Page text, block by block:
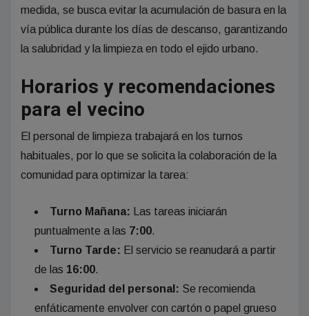
medida, se busca evitar la acumulación de basura en la
vía pública durante los días de descanso, garantizando
la salubridad y la limpieza en todo el ejido urbano.
Horarios y recomendaciones
para el vecino
El personal de limpieza trabajará en los turnos
habituales, por lo que se solicita la colaboración de la
comunidad para optimizar la tarea:
Turno Mañana: Las tareas iniciarán
puntualmente a las 7:00.
Turno Tarde: El servicio se reanudará a partir
de las 16:00.
Seguridad del personal: Se recomienda
enfáticamente envolver con cartón o papel grueso